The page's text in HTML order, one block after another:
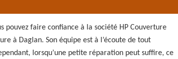
pouvez faire confiance à la société HP Couverture
à Daglan. Son équipe est à l’écoute de tout
lorsqu’une petite réparation peut suffire, ce